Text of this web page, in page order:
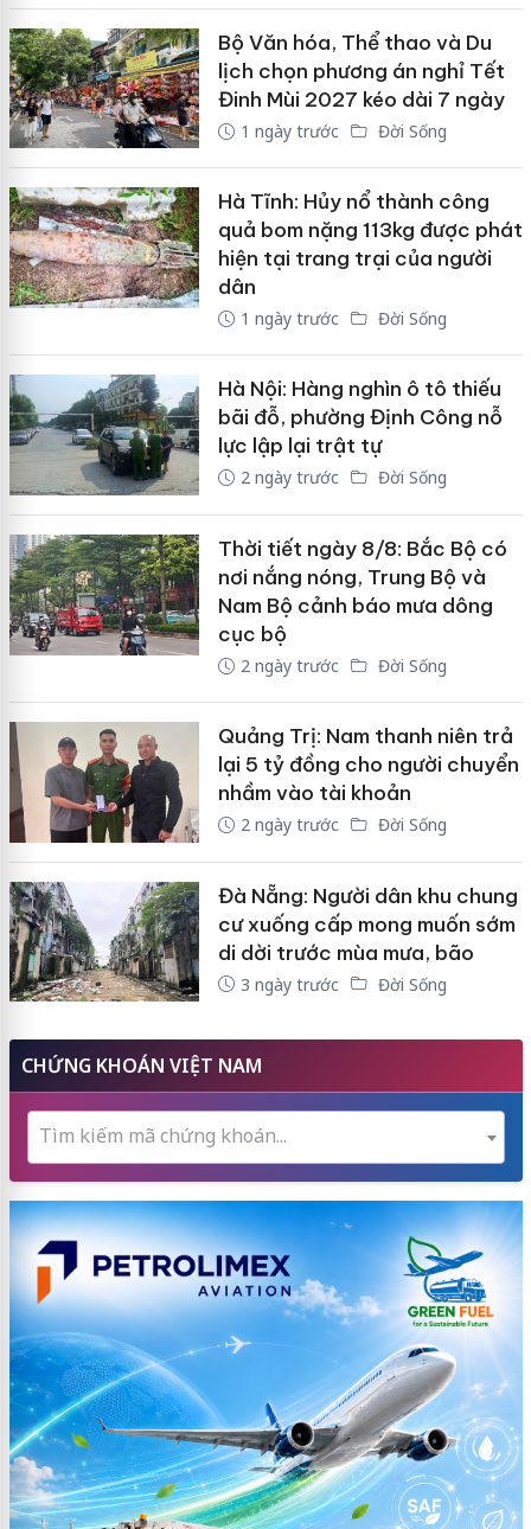
Bộ Văn hóa, Thể thao và Du
lịch chọn phương án nghỉ Tết
Đinh Mùi 2027 kéo dài 7 ngày
1 ngày trước Đời Sống
Hà Tĩnh: Hủy nổ thành công
quả bom nặng 113kg được phát
hiện tại trang trại của người
dân
1 ngày trước Đời Sống
Hà Nội: Hàng nghìn ô tô thiếu
bãi đỗ, phường Định Công nỗ
lực lập lại trật tự
2 ngày trước Đời Sống
Thời tiết ngày 8/8: Bắc Bộ có
nơi nắng nóng, Trung Bộ và
Nam Bộ cảnh báo mưa dông
cục bộ
2 ngày trước Đời Sống
Quảng Trị: Nam thanh niên trả
lại 5 tỷ đồng cho người chuyển
nhầm vào tài khoản
2 ngày trước Đời Sống
Đà Nẵng: Người dân khu chung
cư xuống cấp mong muốn sớm
di dời trước mùa mưa, bão
3 ngày trước Đời Sống
CHỨNG KHOÁN VIỆT NAM
Tìm kiếm mã chứng khoán...